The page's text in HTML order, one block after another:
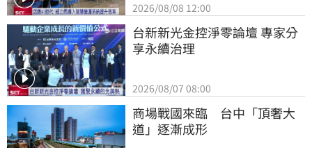
2026/08/08 12:00
台新新光金控淨零論壇 專家分
享永續治理
2026/08/07 08:00
商場戰國來臨　台中「頂奢大
道」逐漸成形